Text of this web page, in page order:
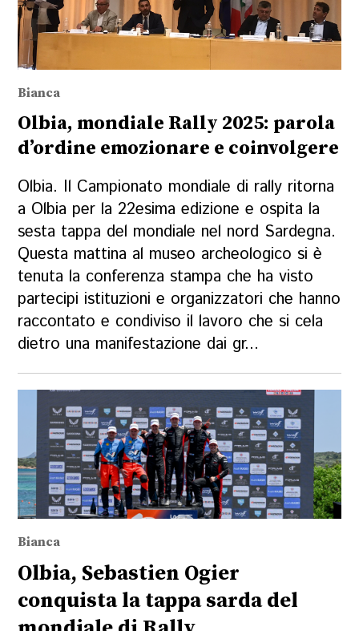
Bianca
Olbia, mondiale Rally 2025: parola
d’ordine emozionare e coinvolgere
Olbia. Il Campionato mondiale di rally ritorna
a Olbia per la 22esima edizione e ospita la
sesta tappa del mondiale nel nord Sardegna.
Questa mattina al museo archeologico si è
tenuta la conferenza stampa che ha visto
partecipi istituzioni e organizzatori che hanno
raccontato e condiviso il lavoro che si cela
dietro una manifestazione dai gr...
Bianca
Olbia, Sebastien Ogier
conquista la tappa sarda del